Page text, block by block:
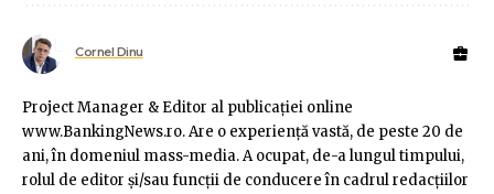
Cornel Dinu
Project Manager & Editor al publicaţiei online
www.BankingNews.ro. Are o experienţă vastă, de peste 20 de
ani, în domeniul mass-media. A ocupat, de-a lungul timpului,
rolul de editor şi/sau funcţii de conducere în cadrul redacţiilor